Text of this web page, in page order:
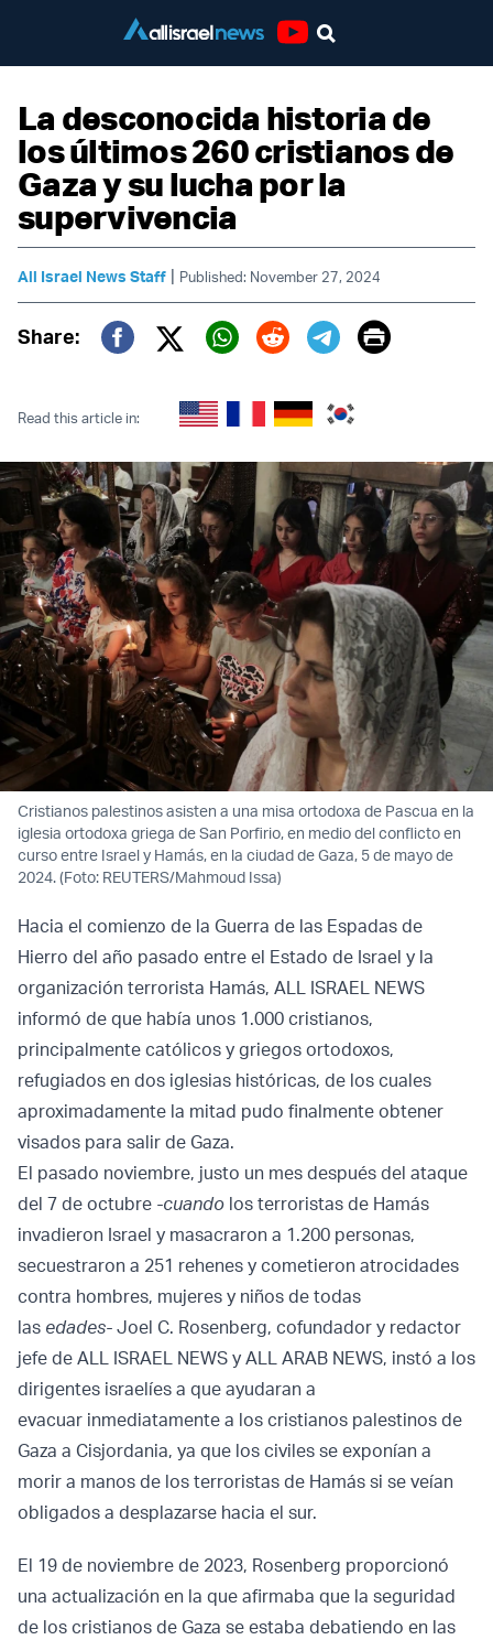
La desconocida historia de
los últimos 260 cristianos de
Gaza y su lucha por la
supervivencia
All Israel News Staff | Published: November 27, 2024
Share:
Twitter (X)
Print
Read this article in:
Cristianos palestinos asisten a una misa ortodoxa de Pascua en la
iglesia ortodoxa griega de San Porfirio, en medio del conflicto en
curso entre Israel y Hamás, en la ciudad de Gaza, 5 de mayo de
2024. (Foto: REUTERS/Mahmoud Issa)
Hacia el comienzo de la Guerra de las Espadas de
Hierro del año pasado entre el Estado de Israel y la
organización terrorista Hamás, ALL ISRAEL NEWS
informó de que había unos 1.000 cristianos,
principalmente católicos y griegos ortodoxos,
refugiados en dos iglesias históricas, de los cuales
aproximadamente la mitad pudo finalmente obtener
visados para salir de Gaza.
El pasado noviembre, justo un mes después del ataque
del 7 de octubre -cuando los terroristas de Hamás
invadieron Israel y masacraron a 1.200 personas,
secuestraron a 251 rehenes y cometieron atrocidades
contra hombres, mujeres y niños de todas
las edades- Joel C. Rosenberg, cofundador y redactor
jefe de ALL ISRAEL NEWS y ALL ARAB NEWS, instó a los
dirigentes israelíes a que ayudaran a
evacuar inmediatamente a los cristianos palestinos de
Gaza a Cisjordania, ya que los civiles se exponían a
morir a manos de los terroristas de Hamás si se veían
obligados a desplazarse hacia el sur.
El 19 de noviembre de 2023, Rosenberg proporcionó
una actualización en la que afirmaba que la seguridad
de los cristianos de Gaza se estaba debatiendo en las